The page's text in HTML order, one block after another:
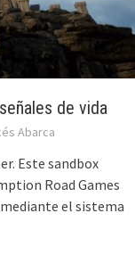
de vida
Abarca
Este sandbox
Road Games
el sistema